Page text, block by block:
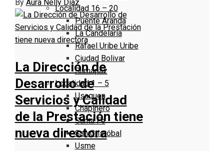
Localidad 16 – 20
Puente Aranda
La Candelaria
Rafael Uribe Uribe
Ciudad Bolivar
Sumapaz
Localidad 1 – 5
Usaquen
Chapinero
Santa Fe
San Cristóbal
Usme
By Aura Nelly Díaz
La Dirección de
Desarrollo de
Servicios y Calidad
de la Prestación tiene
nueva directora